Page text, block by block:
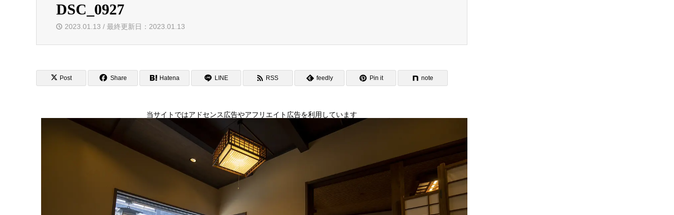
DSC_0927
2023.01.13 / 最終更新日：2023.01.13
Post Share Hatena LINE RSS feedly Pin it note
当サイトではアドセンス広告やアフリエイト広告を利用しています